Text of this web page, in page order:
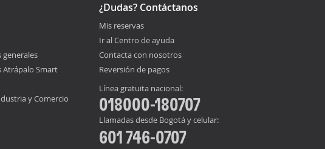
generales
Atrápalo Smart
y Comercio
¿Dudas? Contáctanos
Mis reservas
Ir al Centro de ayuda
Contacta con nosotros
Reversión de pagos
Línea gratuita nacional:
018000-180707
Llamadas desde Bogotá y celular:
601 746-0707